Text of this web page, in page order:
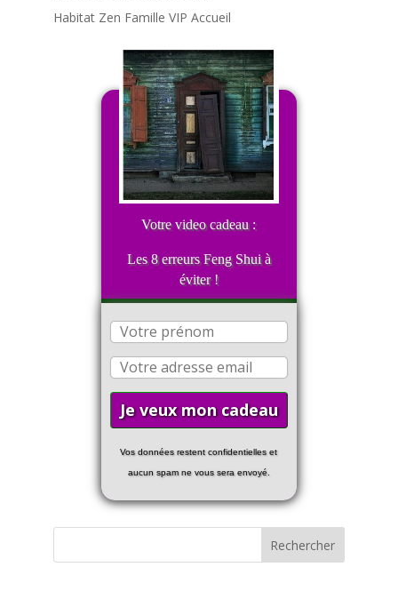
Habitat Zen Famille VIP Accueil
Votre video cadeau :
Les 8 erreurs Feng Shui à
éviter !
Vos données restent confidentielles et
aucun spam ne vous sera envoyé.